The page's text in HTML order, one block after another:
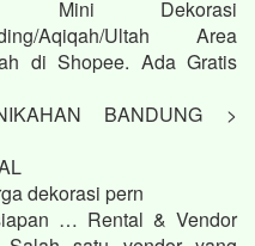
Dekorasi
Aqiqah/Ultah Area
di Shopee. Ada Gratis
BANDUNG >
dekorasi pern
… Rental & Vendor